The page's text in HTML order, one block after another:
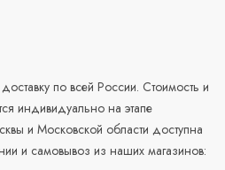
по всей России. Стоимость и
индивидуально на этапе
и Московской области доступна
и самовывоз из наших магазинов: